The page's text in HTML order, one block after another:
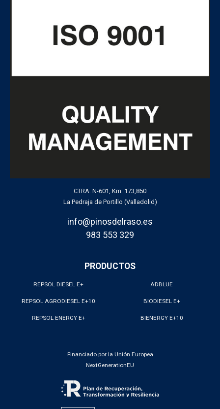
CTRA. N-601, Km. 173,850
La Pedraja de Portillo (Valladolid)
info@pinosdelraso.es
983 553 329
PRODUCTOS
REPSOL DIESEL E+
REPSOL AGRODIESEL E+10
REPSOL ENERGY E+
ADBLUE
BIODIESEL E+
BIENERGY E+10
Financiado por la Unión Europea
NextGenerationEU